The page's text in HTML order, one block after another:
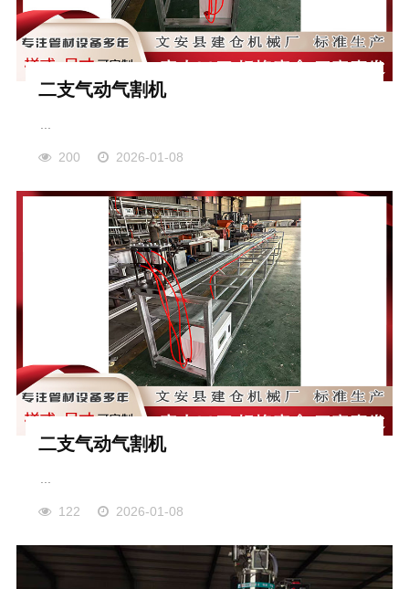
二支气动气割机
200 2026-01-08
二支气动气割机
...
122 2026-01-08